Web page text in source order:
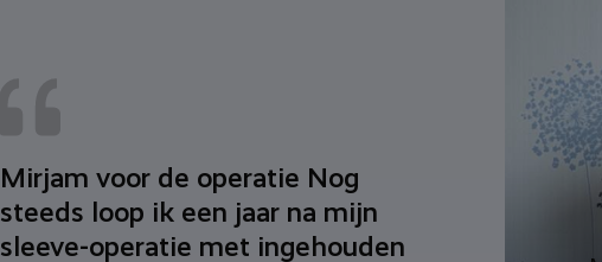
Mirjam voor de operatie Nog
steeds loop ik een jaar na mijn
sleeve-operatie met ingehouden